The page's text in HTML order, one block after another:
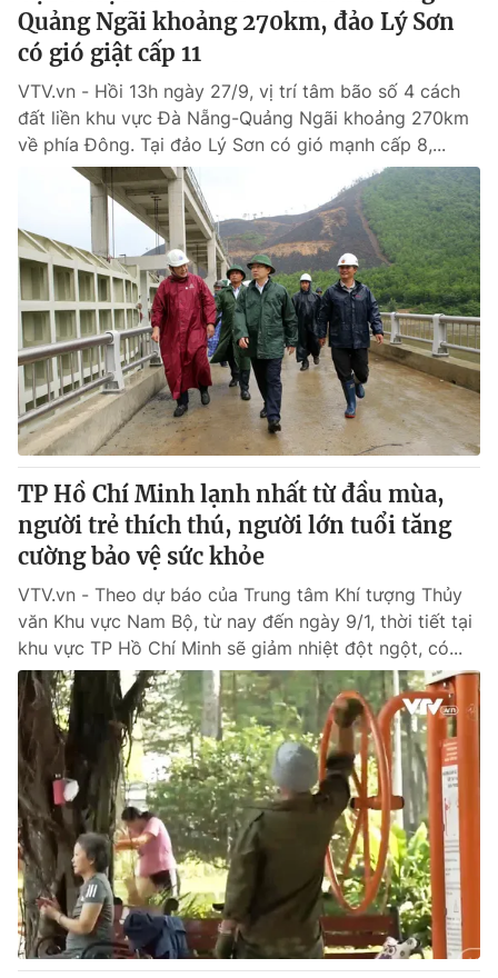
cấp ngày 29/12/2023
Tổng Biên tập:Vũ Thanh Thủy
Phó Tổng Biên tập: Nguyễn Thị Mỹ Hạnh, Phạm Quốc Thắng,
Nguyễn Trọng Ninh
Tổng đài VTV:024.38 355 931 - 024.38 355 932
Ðiện thoại Thời báo VTV:
toasoan@vtv.vn
Liên hệ quảng cáo:024-7300.7108
® Cấm sao chép dưới mọi hình thức nếu không có sự chấp
thuận bằng văn bản. Ghi rõ nguồn VTV.vn khi phát hành lại
thông tin từ website này.
Quảng Ngãi khoảng 270km, đảo Lý Sơn
có gió giật cấp 11
VTV.vn - Hồi 13h ngày 27/9, vị trí tâm bão số 4 cách
đất liền khu vực Đà Nẵng-Quảng Ngãi khoảng 270km
về phía Đông. Tại đảo Lý Sơn có gió mạnh cấp 8,...
TP Hồ Chí Minh lạnh nhất từ đầu mùa,
người trẻ thích thú, người lớn tuổi tăng
cường bảo vệ sức khỏe
VTV.vn - Theo dự báo của Trung tâm Khí tượng Thủy
văn Khu vực Nam Bộ, từ nay đến ngày 9/1, thời tiết tại
khu vực TP Hồ Chí Minh sẽ giảm nhiệt đột ngột, có...